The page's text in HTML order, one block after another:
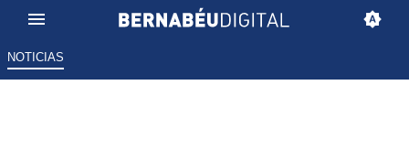
NOTICIAS